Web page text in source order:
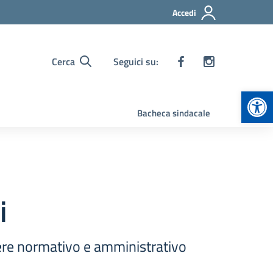
Accedi
Cerca Seguici su:
Bacheca sindacale
normativo e amministrativo